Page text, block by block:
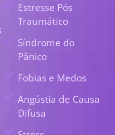
Estresse Pós
Traumático
Síndrome do
Pânico
Fobias e Medos
Angústia de Causa
Difusa